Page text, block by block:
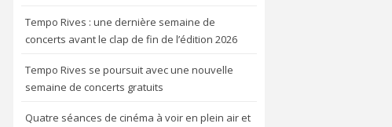
Tempo Rives : une dernière semaine de
concerts avant le clap de fin de l’édition 2026
Tempo Rives se poursuit avec une nouvelle
semaine de concerts gratuits
Quatre séances de cinéma à voir en plein air et